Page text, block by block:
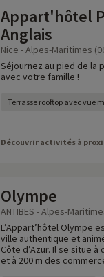
Appart'hôtel
Anglais
Nice - Alpes-Maritimes
Séjournez au pied de la
avec votre famille !
Terrasse rooftop avec vue
Découvrir activités à
Olympe
ANTIBES - Alpes-
L’Appart’hôtel Olympe
ville authentique et
Côte d’Azur. Il se situe
et à 200 m des